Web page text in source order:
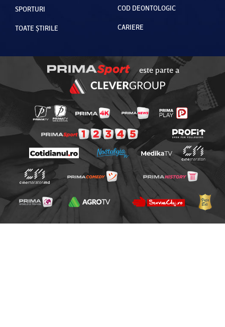
SPORTURI
TOATE ȘTIRILE
COD DEONTOLOGIC
CARIERE
este parte a